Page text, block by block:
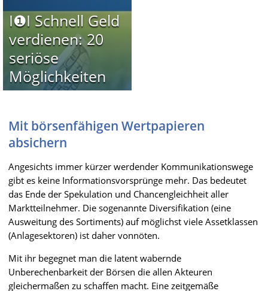
I❶I Schnell Geld
verdienen: 20
seriöse
Möglichkeiten
Mit börsenfähigen Wertpapieren
absichern
Angesichts immer kürzer werdender Kommunikationswege
gibt es keine Informationsvorsprünge mehr. Das bedeutet
das Ende der Spekulation und Chancengleichheit aller
Marktteilnehmer. Die sogenannte Diversifikation (eine
Ausweitung des Sortiments) auf möglichst viele Assetklassen
(Anlagesektoren) ist daher vonnöten.
Mit ihr begegnet man die latent wabernde
Unberechenbarkeit der Börsen die allen Akteuren
gleichermaßen zu schaffen macht. Eine zeitgemäße